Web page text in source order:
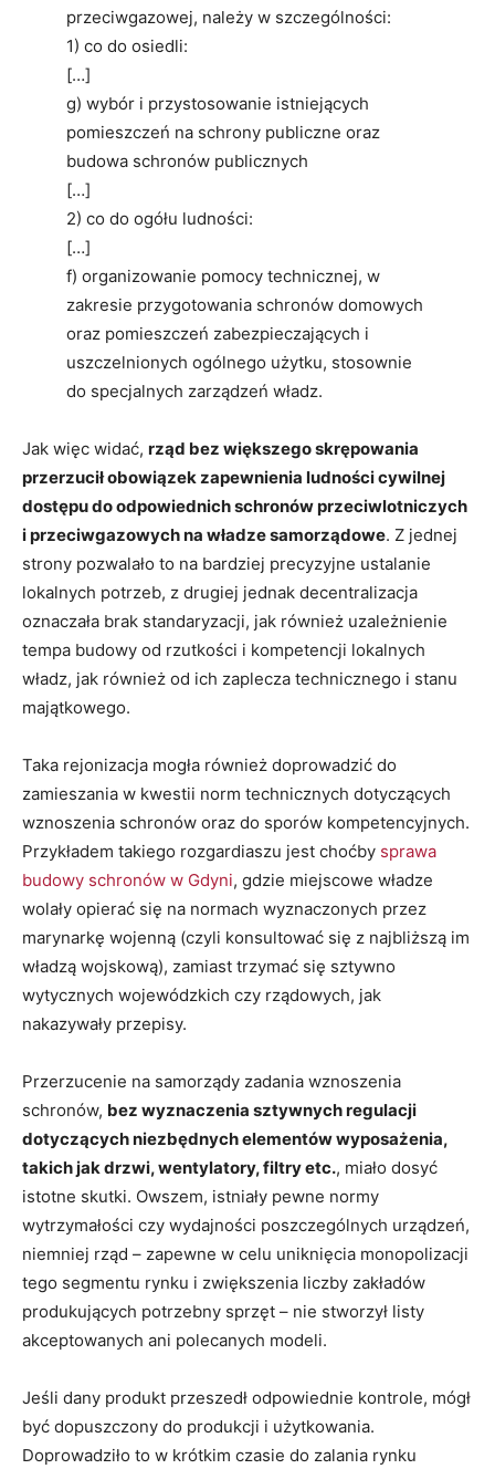
przeciwgazowej, należy w szczególności:
1) co do osiedli:
[…]
g) wybór i przystosowanie istniejących
pomieszczeń na schrony publiczne oraz
budowa schronów publicznych
[…]
2) co do ogółu ludności:
[…]
f) organizowanie pomocy technicznej, w
zakresie przygotowania schronów domowych
oraz pomieszczeń zabezpieczających i
uszczelnionych ogólnego użytku, stosownie
do specjalnych zarządzeń władz.
Jak więc widać, rząd bez większego skrępowania
przerzucił obowiązek zapewnienia ludności cywilnej
dostępu do odpowiednich schronów przeciwlotniczych
i przeciwgazowych na władze samorządowe. Z jednej
strony pozwalało to na bardziej precyzyjne ustalanie
lokalnych potrzeb, z drugiej jednak decentralizacja
oznaczała brak standaryzacji, jak również uzależnienie
tempa budowy od rzutkości i kompetencji lokalnych
władz, jak również od ich zaplecza technicznego i stanu
majątkowego.
Taka rejonizacja mogła również doprowadzić do
zamieszania w kwestii norm technicznych dotyczących
wznoszenia schronów oraz do sporów kompetencyjnych.
Przykładem takiego rozgardiaszu jest choćby sprawa
budowy schronów w Gdyni, gdzie miejscowe władze
wolały opierać się na normach wyznaczonych przez
marynarkę wojenną (czyli konsultować się z najbliższą im
władzą wojskową), zamiast trzymać się sztywno
wytycznych wojewódzkich czy rządowych, jak
nakazywały przepisy.
Przerzucenie na samorządy zadania wznoszenia
schronów, bez wyznaczenia sztywnych regulacji
dotyczących niezbędnych elementów wyposażenia,
takich jak drzwi, wentylatory, filtry etc., miało dosyć
istotne skutki. Owszem, istniały pewne normy
wytrzymałości czy wydajności poszczególnych urządzeń,
niemniej rząd – zapewne w celu uniknięcia monopolizacji
tego segmentu rynku i zwiększenia liczby zakładów
produkujących potrzebny sprzęt – nie stworzył listy
akceptowanych ani polecanych modeli.
Jeśli dany produkt przeszedł odpowiednie kontrole, mógł
być dopuszczony do produkcji i użytkowania.
Doprowadziło to w krótkim czasie do zalania rynku